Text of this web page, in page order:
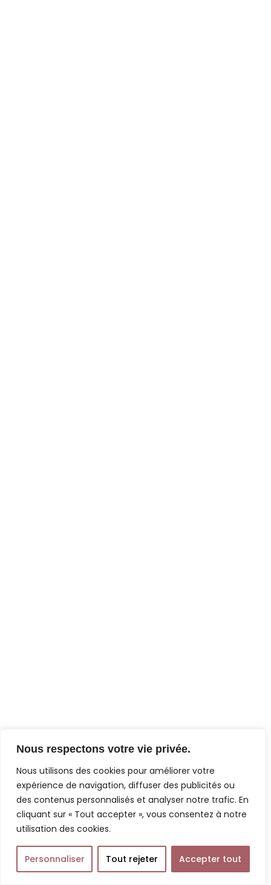
Nous respectons votre vie privée.
Nous utilisons des cookies pour améliorer votre
expérience de navigation, diffuser des publicités ou
des contenus personnalisés et analyser notre trafic. En
cliquant sur « Tout accepter », vous consentez à notre
utilisation des cookies.
Personnaliser Tout rejeter Accepter tout